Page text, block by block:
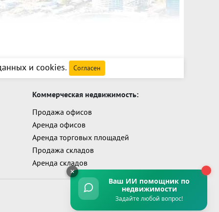
и cookies. Согласен
Коммерческая недвижимость:
Продажа офисов
Аренда офисов
Аренда торговых площадей
Продажа складов
Аренда складов
Ваш ИИ помощник по
недвижимости
Задайте любой вопрос!